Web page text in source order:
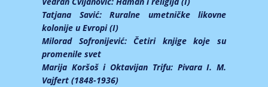
Tatjana Savić: Ruralne umetničke likovne
kolonije u Evropi (I)
Milorad Sofronijević: Četiri knjige koje su
promenile svet
Marija Koršoš i Oktavijan Trifu: Pivara I. M.
Vajfert (1848-1936)